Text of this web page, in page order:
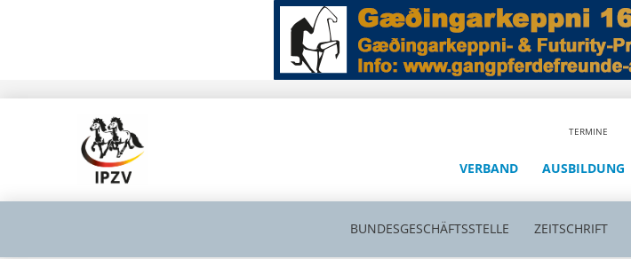
TERMINE
VERBAND AUSBILDUNG
BUNDESGESCHÄFTSSTELLE ZEITSCHRIFT